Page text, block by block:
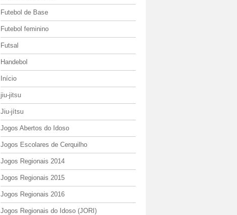
Futebol de Base
Futebol feminino
Futsal
Handebol
Início
jiu-jitsu
Jiu-jítsu
Jogos Abertos do Idoso
Jogos Escolares de Cerquilho
Jogos Regionais 2014
Jogos Regionais 2015
Jogos Regionais 2016
Jogos Regionais do Idoso (JORI)